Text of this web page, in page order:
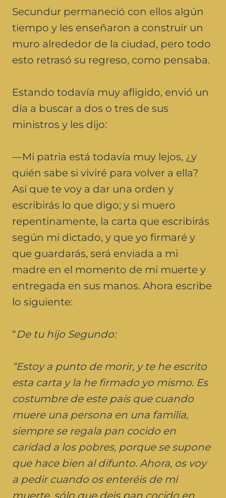
Secundur permaneció con ellos algún
tiempo y les enseñaron a construir un
muro alrededor de la ciudad, pero todo
esto retrasó su regreso, como pensaba.
Estando todavía muy afligido, envió un
día a buscar a dos o tres de sus
ministros y les dijo:
—Mi patria está todavía muy lejos, ¿y
quién sabe si viviré para volver a ella?
Así que te voy a dar una orden y
escribirás lo que digo; y si muero
repentinamente, la carta que escribirás
según mi dictado, y que yo firmaré y
que guardarás, será enviada a mi
madre en el momento de mi muerte y
entregada en sus manos. Ahora escribe
lo siguiente:
“De tu hijo Segundo:
“Estoy a punto de morir, y te he escrito
esta carta y la he firmado yo mismo. Es
costumbre de este país que cuando
muere una persona en una familia,
siempre se regala pan cocido en
caridad a los pobres, porque se supone
que hace bien al difunto. Ahora, os voy
a pedir cuando os enteréis de mi
muerte, sólo que deis pan cocido en